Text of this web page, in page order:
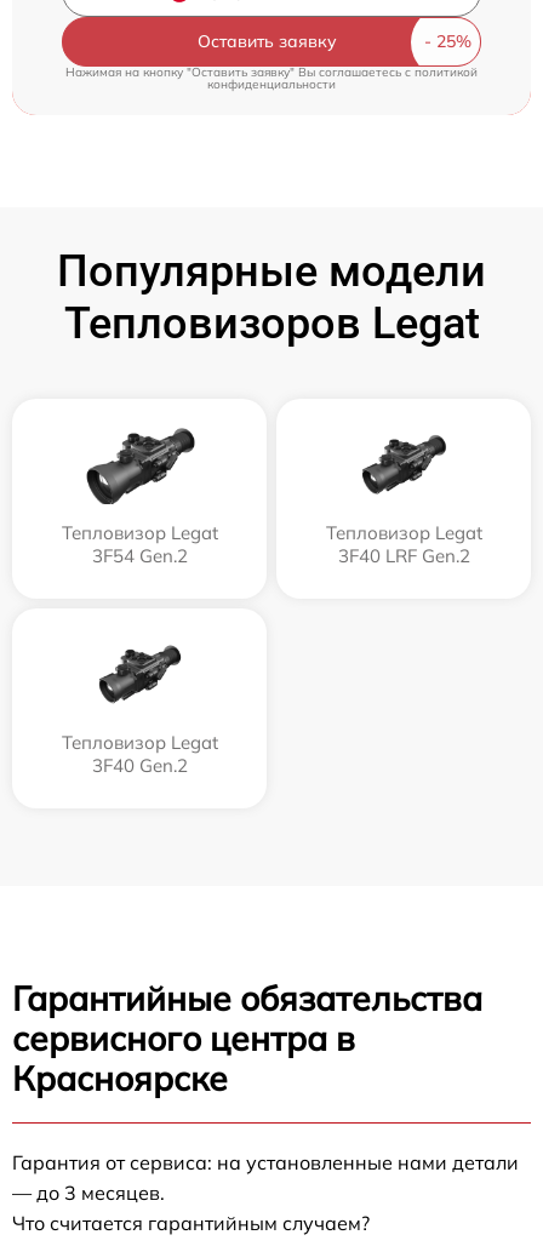
Оставить заявку
Нажимая на кнопку "Оставить заявку" Вы соглашаетесь c политикой
конфиденциальности
Популярные модели
Тепловизоров Legat
Тепловизор Legat
3F54 Gen.2
Тепловизор Legat
3F40 LRF Gen.2
Тепловизор Legat
3F40 Gen.2
Гарантийные обязательства
сервисного центра в
Красноярске
Гарантия от сервиса: на установленные нами детали
— до 3 месяцев.
Что считается гарантийным случаем?